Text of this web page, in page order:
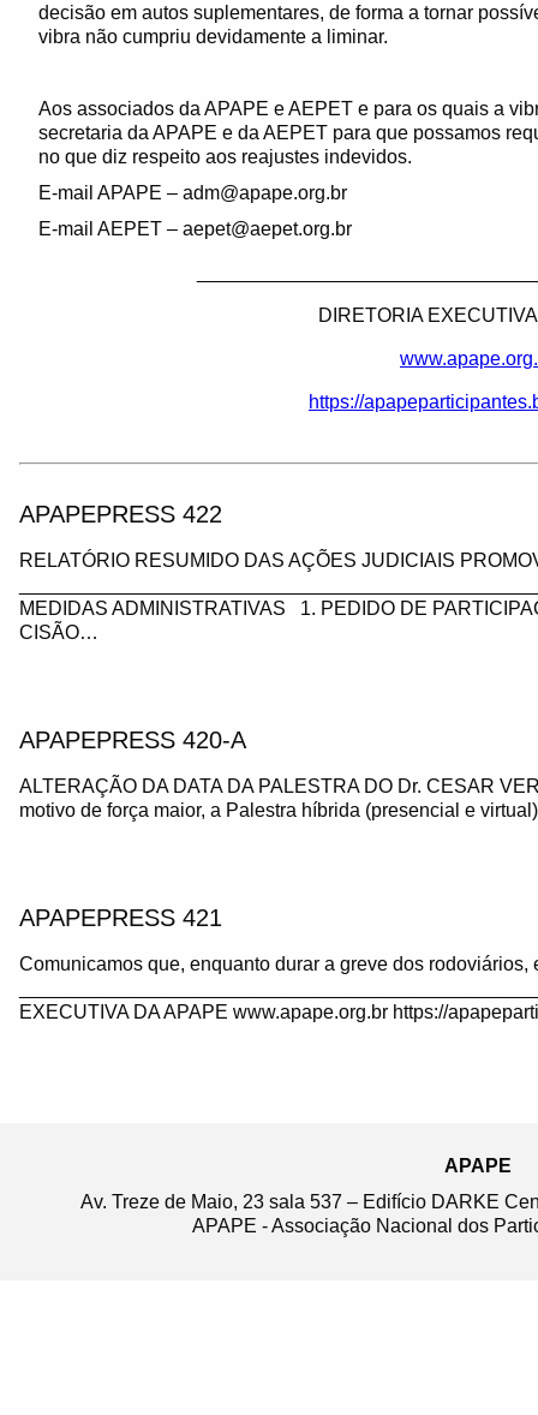
decisão em autos suplementares, de forma a tornar
vibra não cumpriu devidamente a liminar.
Aos associados da APAPE e AEPET e para os quais a
secretaria da APAPE e da AEPET para que possamos
no que diz respeito aos reajustes indevidos.
E-mail APAPE – adm@apape.org.br
E-mail AEPET – aepet@aepet.org.br
DIRETORIA
https://
APAPEPRESS 422
RELATÓRIO RESUMIDO DAS AÇÕES JUDICIAIS
MEDIDAS ADMINISTRATIVAS 1. PEDIDO DE
CISÃO…
APAPEPRESS 420-A
ALTERAÇÃO DA DATA DA PALESTRA DO Dr. CESAR
motivo de força maior, a Palestra híbrida (presencial e
APAPEPRESS 421
Comunicamos que, enquanto durar a greve dos
EXECUTIVA DA APAPE www.apape.org.br https://
APAPE
Av. Treze de Maio, 23 sala 537 – Edifício DARKE
APAPE - Associação Nacional dos